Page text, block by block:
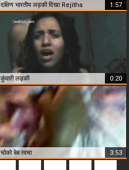
दक्षिण भारतीय लड़की दिखा Rejitha 1:57
कुंवारी लड़की 0:20
चोको बेब त्वचा 3:53